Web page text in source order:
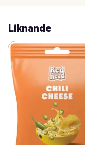
Liknande